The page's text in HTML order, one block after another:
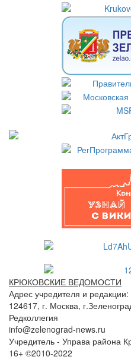
КРЮКОВСКИЕ ВЕДОМОСТИ
Адрес учредителя и редакции:
124617, г. Москва,
Редколлегия
info@zelenograd-news.ru
Учредитель - Управа района
16+ ©2010-2022